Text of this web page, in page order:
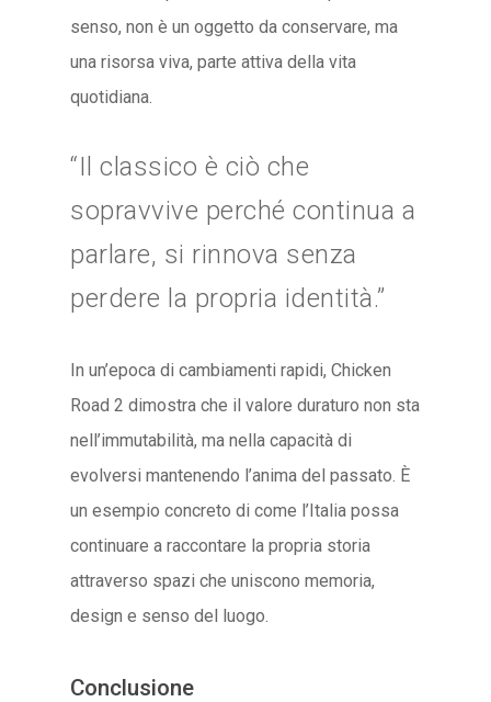
senso, non è un oggetto da conservare, ma
una risorsa viva, parte attiva della vita
quotidiana.
“Il classico è ciò che
sopravvive perché continua a
parlare, si rinnova senza
perdere la propria identità.”
In un’epoca di cambiamenti rapidi, Chicken
Road 2 dimostra che il valore duraturo non sta
nell’immutabilità, ma nella capacità di
evolversi mantenendo l’anima del passato. È
un esempio concreto di come l’Italia possa
continuare a raccontare la propria storia
attraverso spazi che uniscono memoria,
design e senso del luogo.
Conclusione